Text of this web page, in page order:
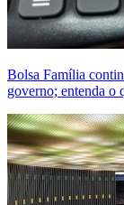
Bolsa Família
governo; entenda o